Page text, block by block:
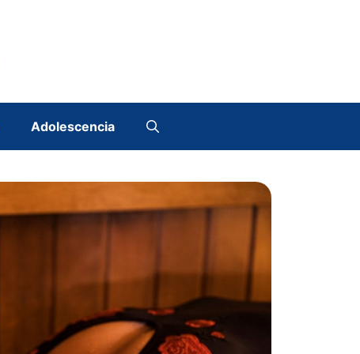
Adolescencia